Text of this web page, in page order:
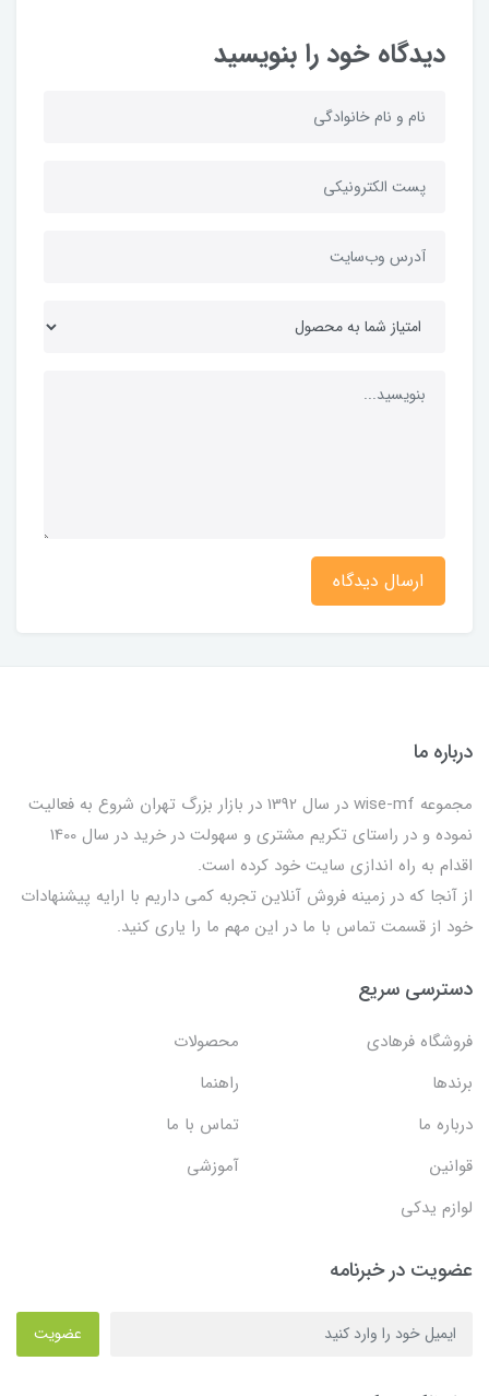
دیدگاه خود را بنویسید
ارسال دیدگاه
درباره ما
مجموعه wise-mf در سال 1392 در بازار بزرگ تهران شروع به فعالیت
نموده و در راستای تکریم مشتری و سهولت در خرید در سال 1400
اقدام به راه اندازی سایت خود کرده است.
از آنجا که در زمینه فروش آنلاین تجربه کمی داریم با ارایه پیشنهادات
خود از قسمت تماس با ما در این مهم ما را یاری کنید.
دسترسی سریع
فروشگاه فرهادی
محصولات
برندها
راهنما
درباره ما
تماس با ما
قوانین
آموزشی
لوازم یدکی
عضویت در خبرنامه
عضویت